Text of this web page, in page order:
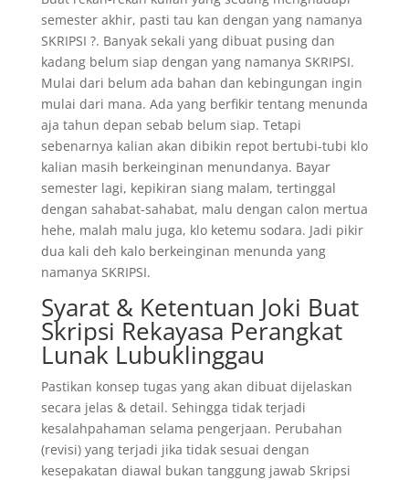
semester akhir, pasti tau kan dengan yang namanya
SKRIPSI ?. Banyak sekali yang dibuat pusing dan
kadang belum siap dengan yang namanya SKRIPSI.
Mulai dari belum ada bahan dan kebingungan ingin
mulai dari mana. Ada yang berfikir tentang menunda
aja tahun depan sebab belum siap. Tetapi
sebenarnya kalian akan dibikin repot bertubi-tubi klo
kalian masih berkeinginan menundanya. Bayar
semester lagi, kepikiran siang malam, tertinggal
dengan sahabat-sahabat, malu dengan calon mertua
hehe, malah malu juga, klo ketemu sodara. Jadi pikir
dua kali deh kalo berkeinginan menunda yang
namanya SKRIPSI.
Syarat & Ketentuan Joki Buat
Skripsi Rekayasa Perangkat
Lunak Lubuklinggau
Pastikan konsep tugas yang akan dibuat dijelaskan
secara jelas & detail. Sehingga tidak terjadi
kesalahpahaman selama pengerjaan. Perubahan
(revisi) yang terjadi jika tidak sesuai dengan
kesepakatan diawal bukan tanggung jawab Skripsi